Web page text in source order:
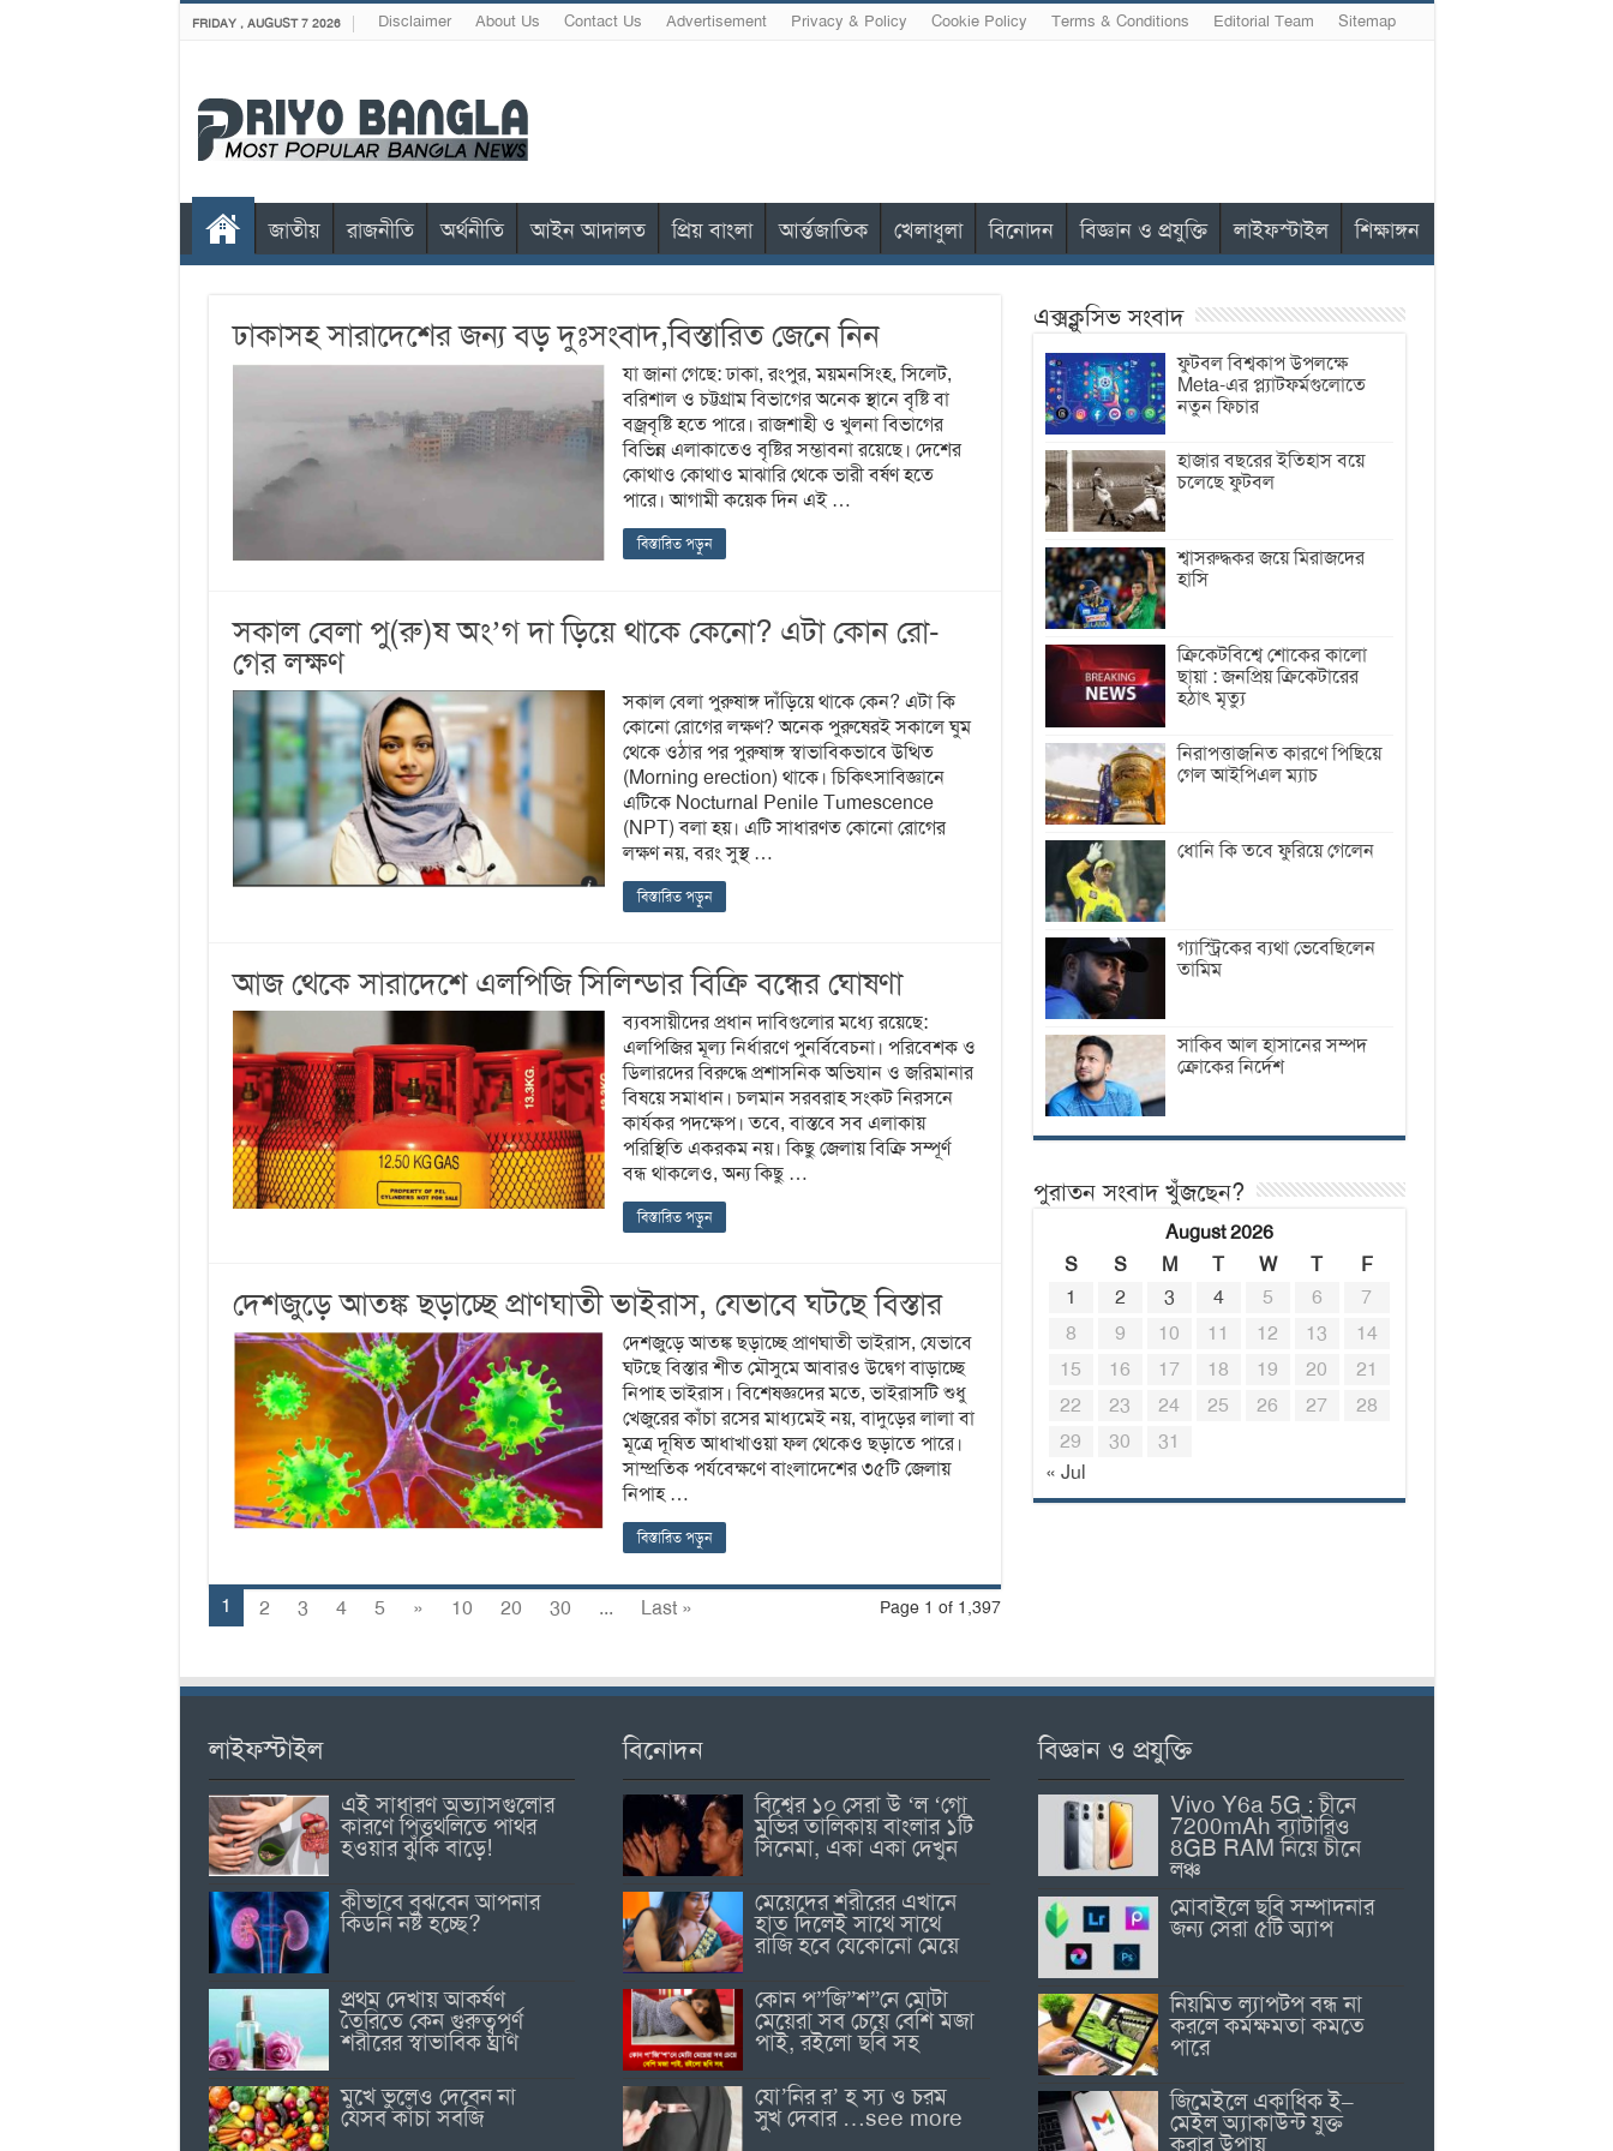
FRIDAY , AUGUST 7 2026 Disclaimer About Us Contact Us Advertisement Privacy & Policy Cookie Policy Terms & Conditions Editorial Team Sitemap
জাতীয় রাজনীতি অর্থনীতি আইন আদালত প্রিয় বাংলা আর্ন্তজাতিক খেলাধুলা বিনোদন বিজ্ঞান ও প্রযুক্তি লাইফস্টাইল শিক্ষাঙ্গন
ঢাকাসহ সারাদেশের জন্য বড় দুঃসংবাদ,বিস্তারিত জেনে নিন
যা জানা গেছে: ঢাকা, রংপুর, ময়মনসিংহ, সিলেট,
বরিশাল ও চট্টগ্রাম বিভাগের অনেক স্থানে বৃষ্টি বা
বজ্রবৃষ্টি হতে পারে। রাজশাহী ও খুলনা বিভাগের
বিভিন্ন এলাকাতেও বৃষ্টির সম্ভাবনা রয়েছে। দেশের
কোথাও কোথাও মাঝারি থেকে ভারী বর্ষণ হতে
পারে। আগামী কয়েক দিন এই …
বিস্তারিত পড়ুন
সকাল বেলা পু(রু)ষ অং’গ দা ড়িয়ে থাকে কেনো? এটা কোন রো-
গের লক্ষণ
সকাল বেলা পুরুষাঙ্গ দাঁড়িয়ে থাকে কেন? এটা কি
কোনো রোগের লক্ষণ? অনেক পুরুষেরই সকালে ঘুম
থেকে ওঠার পর পুরুষাঙ্গ স্বাভাবিকভাবে উত্থিত
(Morning erection) থাকে। চিকিৎসাবিজ্ঞানে
এটিকে Nocturnal Penile Tumescence
(NPT) বলা হয়। এটি সাধারণত কোনো রোগের
লক্ষণ নয়, বরং সুস্থ …
বিস্তারিত পড়ুন
আজ থেকে সারাদেশে এলপিজি সিলিন্ডার বিক্রি বন্ধের ঘোষণা
ব্যবসায়ীদের প্রধান দাবিগুলোর মধ্যে রয়েছে:
এলপিজির মূল্য নির্ধারণে পুনর্বিবেচনা। পরিবেশক ও
ডিলারদের বিরুদ্ধে প্রশাসনিক অভিযান ও জরিমানার
বিষয়ে সমাধান। চলমান সরবরাহ সংকট নিরসনে
কার্যকর পদক্ষেপ। তবে, বাস্তবে সব এলাকায়
পরিস্থিতি একরকম নয়। কিছু জেলায় বিক্রি সম্পূর্ণ
বন্ধ থাকলেও, অন্য কিছু …
বিস্তারিত পড়ুন
দেশজুড়ে আতঙ্ক ছড়াচ্ছে প্রাণঘাতী ভাইরাস, যেভাবে ঘটছে বিস্তার
দেশজুড়ে আতঙ্ক ছড়াচ্ছে প্রাণঘাতী ভাইরাস, যেভাবে
ঘটছে বিস্তার শীত মৌসুমে আবারও উদ্বেগ বাড়াচ্ছে
নিপাহ ভাইরাস। বিশেষজ্ঞদের মতে, ভাইরাসটি শুধু
খেজুরের কাঁচা রসের মাধ্যমেই নয়, বাদুড়ের লালা বা
মূত্রে দূষিত আধাখাওয়া ফল থেকেও ছড়াতে পারে।
সাম্প্রতিক পর্যবেক্ষণে বাংলাদেশের ৩৫টি জেলায়
নিপাহ …
বিস্তারিত পড়ুন
Page 1 of 1,397
1 2 3 4 5 » 10 20 30 ... Last »
এক্সক্লুসিভ সংবাদ
ফুটবল বিশ্বকাপ উপলক্ষে
Meta-এর প্ল্যাটফর্মগুলোতে
নতুন ফিচার
হাজার বছরের ইতিহাস বয়ে
চলেছে ফুটবল
শ্বাসরুদ্ধকর জয়ে মিরাজদের
হাসি
ক্রিকেটবিশ্বে শোকের কালো
ছায়া : জনপ্রিয় ক্রিকেটারের
হঠাৎ মৃত্যু
নিরাপত্তাজনিত কারণে পিছিয়ে
গেল আইপিএল ম্যাচ
ধোনি কি তবে ফুরিয়ে গেলেন
গ্যাস্ট্রিকের ব্যথা ভেবেছিলেন
তামিম
সাকিব আল হাসানের সম্পদ
ক্রোকের নির্দেশ
পুরাতন সংবাদ খুঁজছেন?
August 2026
S
S M T W T
F
1
2 3 4 5 6
7
8
9 10 11 12 13
14
15
16 17 18 19 20
21
22
23 24 25 26 27
28
29
30
31
« Jul
লাইফস্টাইল
এই সাধারণ অভ্যাসগুলোর
কারণে পিত্তথলিতে পাথর
হওয়ার ঝুঁকি বাড়ে!
কীভাবে বুঝবেন আপনার
কিডনি নষ্ট হচ্ছে?
প্রথম দেখায় আকর্ষণ
তৈরিতে কেন গুরুত্বপূর্ণ
শরীরের স্বাভাবিক ঘ্রাণ
মুখে ভুলেও দেবেন না
যেসব কাঁচা সবজি
বিনোদন
বিশ্বের ১০ সেরা উ ‘ল ‘গো
মুভির তালিকায় বাংলার ১টি
সিনেমা, একা একা দেখুন
মেয়েদের শরীরের এখানে
হাত দিলেই সাথে সাথে
রাজি হবে যেকোনো মেয়ে
কোন প”জি”শ”নে মোটা
মেয়েরা সব চেয়ে বেশি মজা
পাই, রইলো ছবি সহ
যো’নির র’ হ স্য ও চরম
সুখ দেবার …see more
বিজ্ঞান ও প্রযুক্তি
Vivo Y6a 5G : চীনে
7200mAh ব্যাটারিও
8GB RAM নিয়ে চীনে
লঞ্চ
মোবাইলে ছবি সম্পাদনার
জন্য সেরা ৫টি অ্যাপ
নিয়মিত ল্যাপটপ বন্ধ না
করলে কর্মক্ষমতা কমতে
পারে
জিমেইলে একাধিক ই–
মেইল অ্যাকাউন্ট যুক্ত
করার উপায়